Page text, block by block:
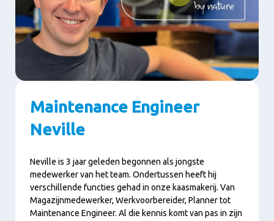
Maintenance Engineer
Neville
Neville is 3 jaar geleden begonnen als jongste
medewerker van het team. Ondertussen heeft hij
verschillende functies gehad in onze kaasmakerij. Van
Magazijnmedewerker, Werkvoorbereider, Planner tot
Maintenance Engineer. Al die kennis komt van pas in zijn